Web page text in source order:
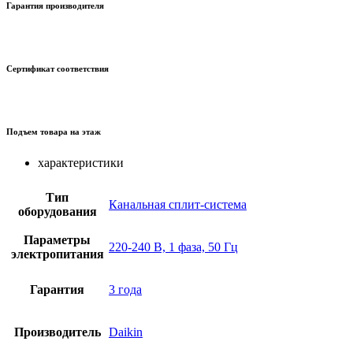
Гарантия производителя
Сертификат соответствия
Подъем товара на этаж
характеристики
Тип
оборудования
Канальная сплит-система
Параметры
электропитания
220-240 В, 1 фаза, 50 Гц
Гарантия 3 года
Производитель Daikin